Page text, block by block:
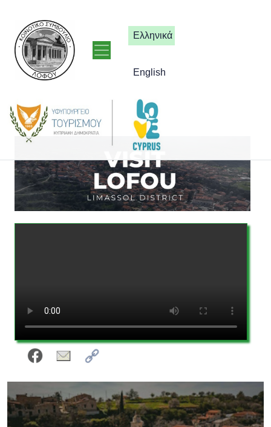
Ελληνικά
English